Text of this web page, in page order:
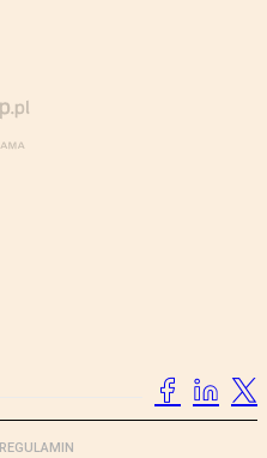
REGULAMIN